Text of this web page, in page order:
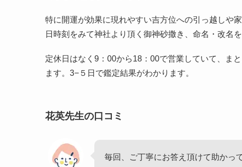
特に開運が効果に現れやすい吉方位への引っ越しや
日時刻をみて神社より頂く御神砂撒き、命名・改名
定休日はなく9：00から18：00で営業していて、ま
ます。3−５日で鑑定結果がわかります。
花英先生の口コミ
毎回、ご丁寧にお答え頂けて助かっ